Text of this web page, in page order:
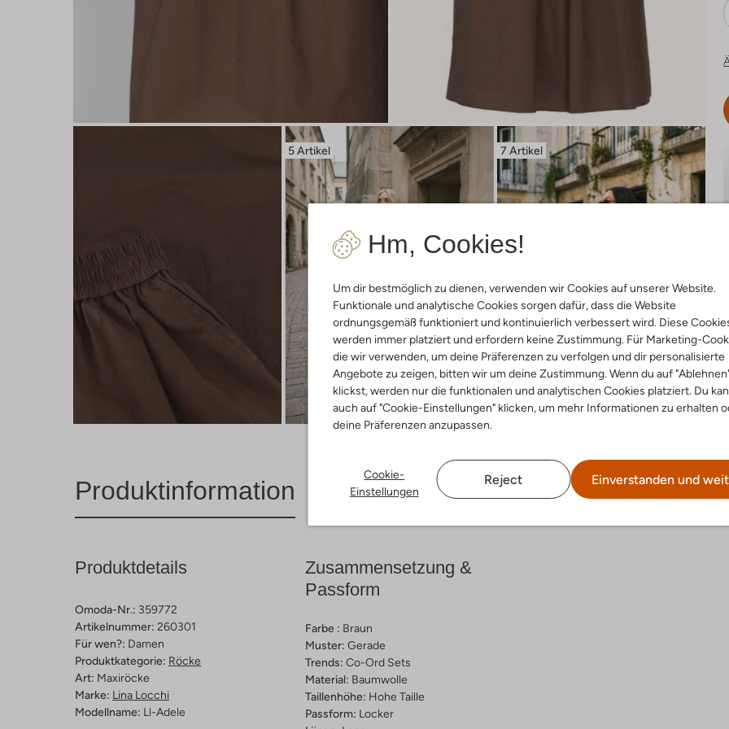
Hm, Cookies!
Um dir bestmöglich zu dienen, verwenden wir Cookies auf unserer Website.
Funktionale und analytische Cookies sorgen dafür, dass die Website
ordnungsgemäß funktioniert und kontinuierlich verbessert wird. Diese
werden immer platziert und erfordern keine Zustimmung. Für Marketing-
die wir verwenden, um deine Präferenzen zu verfolgen und dir personalisierte
Angebote zu zeigen, bitten wir um deine Zustimmung. Wenn du auf
klickst, werden nur die funktionalen und analytischen Cookies platziert. Du
auch auf "Cookie-Einstellungen" klicken, um mehr Informationen zu erhalten
deine Präferenzen anzupassen.
Cookie-
Einstellungen
Reject Einverstanden und
5 Artikel
Entdecke den Look
7 Artikel
Entdecke den Look
Produktinformation Lieferung & Rückgabe
Produktdetails
Omoda-Nr.: 359772
Artikelnummer: 260301
Für wen?: Damen
Produktkategorie: Röcke
Art: Maxiröcke
Marke: Lina Locchi
Modellname: Ll-Adele
Zusammensetzung &
Passform
Farbe : Braun
Muster: Gerade
Trends: Co-Ord Sets
Material: Baumwolle
Taillenhöhe: Hohe Taille
Passform: Locker